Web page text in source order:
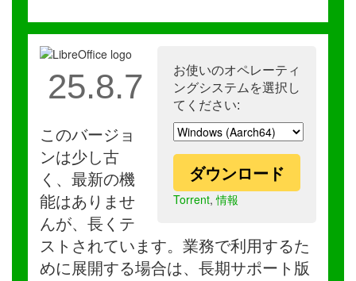
お使いのオペレーティ
ングシステムを選択し
てください:
ダウンロード
Torrent,情報
25.8.7
このバージョ
ンは少し古
く、最新の機
能はありませ
んが、長くテ
ストされています。業務で利用するた
めに展開する場合は、長期サポート版